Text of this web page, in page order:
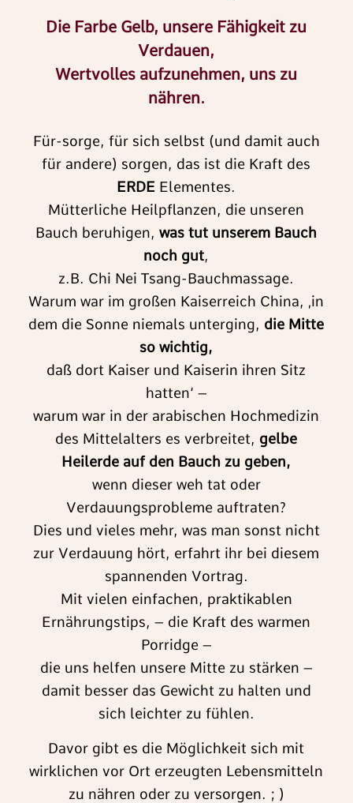
Die Farbe Gelb, unsere Fähigkeit zu
Verdauen,
Wertvolles aufzunehmen, uns zu
nähren.
Für-sorge, für sich selbst (und damit auch
für andere) sorgen, das ist die Kraft des
ERDE Elementes.
Mütterliche Heilpflanzen, die unseren
Bauch beruhigen,was tut unserem Bauch
noch gut,
z.B. Chi Nei Tsang-Bauchmassage.
Warum war im großen Kaiserreich China, ‚in
dem die Sonne niemals unterging, die Mitte
so wichtig,
daß dort Kaiser und Kaiserin ihren Sitz
hatten‘ –
warum war in der arabischen Hochmedizin
des Mittelalters es verbreitet, gelbe
Heilerde auf den Bauch zu geben,
wenn dieser weh tat oder
Verdauungsprobleme auftraten?
Dies und vieles mehr, was man sonst nicht
zur Verdauung hört, erfahrt ihr bei diesem
spannenden Vortrag.
Mit vielen einfachen, praktikablen
Ernährungstips, – die Kraft des warmen
Porridge –
die uns helfen unsere Mitte zu stärken –
damit besser das Gewicht zu halten und
sich leichter zu fühlen.
Davor gibt es die Möglichkeit sich mit
wirklichen vor Ort erzeugten Lebensmitteln
zu nähren oder zu versorgen. ; )